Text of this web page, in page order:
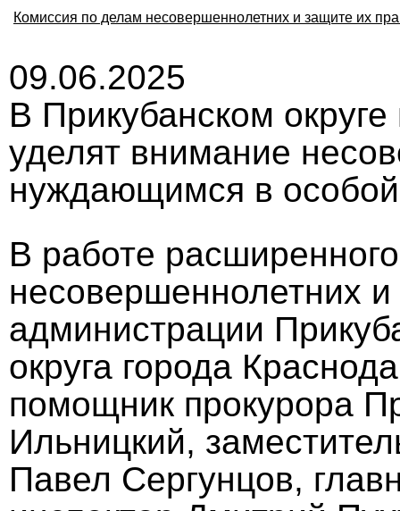
Комиссия по делам несовершеннолетних и защите их
09.06.2025
В Прикубанском
уделят внимание
нуждающимся в особой
В работе
несовершеннолетних
администрации
округа города
помощник прокурора
Ильницкий,
Павел Сергунцов,